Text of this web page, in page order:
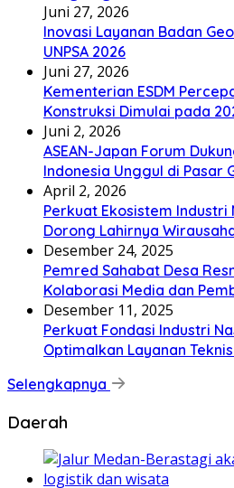
Juni 27, 2026
Inovasi Layanan Badan
UNPSA 2026
Juni 27, 2026
Kementerian ESDM
Konstruksi Dimulai pada
Juni 2, 2026
ASEAN-Japan Forum
Indonesia Unggul di Pasar
April 2, 2026
Perkuat Ekosistem Industri
Dorong Lahirnya
Desember 24, 2025
Pemred Sahabat Desa
Kolaborasi Media dan
Desember 11, 2025
Perkuat Fondasi Industri
Optimalkan Layanan
Selengkapnya
Daerah